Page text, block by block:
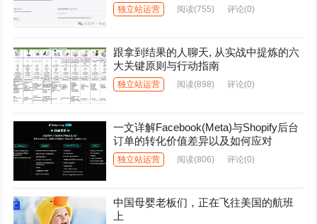
独立站运营 阅读(755) 评论(0)
跟拿到结果的人聊天, 从实战中提炼的六
大关键原则与行动指南
独立站运营 阅读(898) 评论(0)
一文详解Facebook(Meta)与Shopify后台
订单的转化价值差异以及如何应对
独立站运营 阅读(806) 评论(0)
中国母婴老板们，正在飞往美国的航班
上